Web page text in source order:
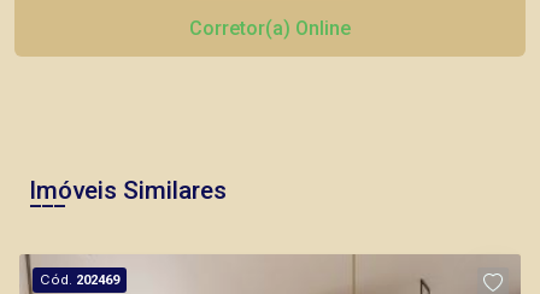
Corretor(a) Online
Thamiris Leandra Benevides
Imóveis Similares
Cód. 202469